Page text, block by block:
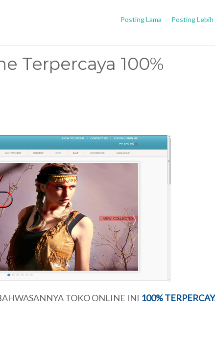
Posting Lebih
Posting Lama
Terpercaya 100%
TOKO ONLINE INI 100%